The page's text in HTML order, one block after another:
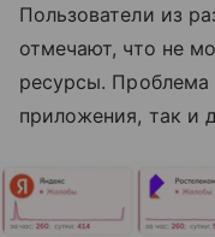
Пользователи из
отмечают, что не
ресурсы. Проблема
приложения, так и